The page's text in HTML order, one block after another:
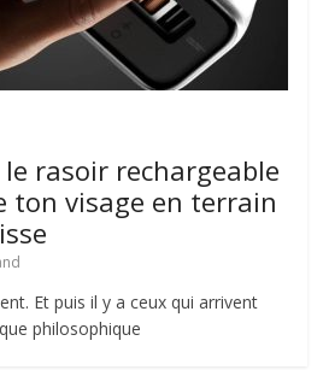
rasoir rechargeable
ton visage en terrain
Et puis il y a ceux qui arrivent
philosophique